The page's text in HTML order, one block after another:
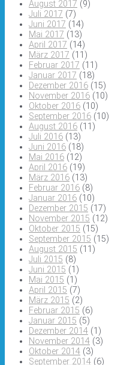
August 2017 (9)
Juli 2017 (7)
Juni 2017 (14)
Mai 2017 (13)
April 2017 (14)
März 2017 (11)
Februar 2017 (11)
Januar 2017 (18)
Dezember 2016 (15)
November 2016 (10)
Oktober 2016 (10)
September 2016 (10)
August 2016 (11)
Juli 2016 (13)
Juni 2016 (18)
Mai 2016 (12)
April 2016 (19)
März 2016 (13)
Februar 2016 (8)
Januar 2016 (10)
Dezember 2015 (17)
November 2015 (12)
Oktober 2015 (15)
September 2015 (15)
August 2015 (11)
Juli 2015 (8)
Juni 2015 (1)
Mai 2015 (1)
April 2015 (7)
März 2015 (2)
Februar 2015 (6)
Januar 2015 (5)
Dezember 2014 (1)
November 2014 (3)
Oktober 2014 (3)
September 2014 (6)